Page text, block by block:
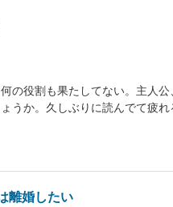
の役割も果たしてない。主人
うか。久しぶりに読んでて疲れ
離婚したい